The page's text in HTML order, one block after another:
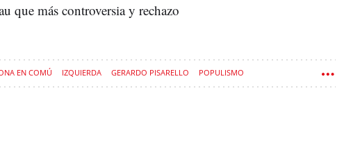
que más controversia y rechazo
EN COMÚ IZQUIERDA GERARDO PISARELLO POPULISMO